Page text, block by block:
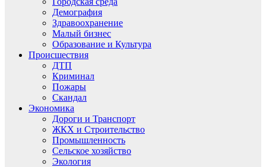
Демография
Здравоохранение
Малый бизнес
Образование и Культура
Происшествия
ДТП
Криминал
Пожары
Скандал
Экономика
Дороги и Транспорт
ЖКХ и Строительство
Промышленность
Сельское хозяйство
Экология